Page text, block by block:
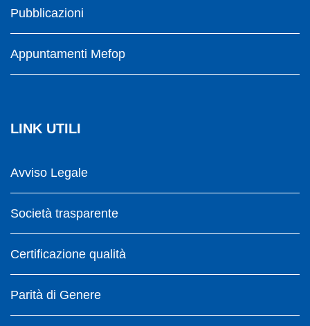
Pubblicazioni
Appuntamenti Mefop
LINK UTILI
Avviso Legale
Società trasparente
Certificazione qualità
Parità di Genere